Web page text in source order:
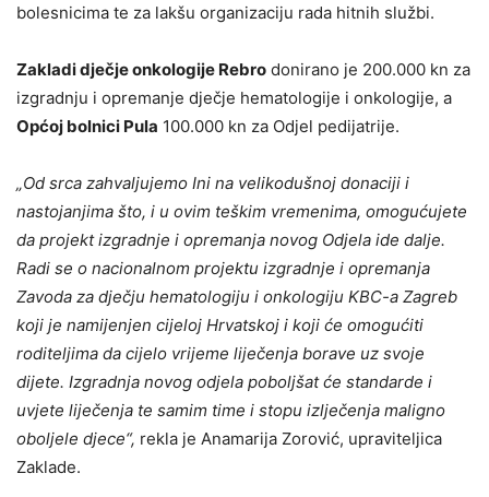
bolesnicima te za lakšu organizaciju rada hitnih službi.
Zakladi dječje onkologije Rebro donirano je 200.000 kn za
izgradnju i opremanje dječje hematologije i onkologije, a
Općoj bolnici Pula 100.000 kn za Odjel pedijatrije.
„Od srca zahvaljujemo Ini na velikodušnoj donaciji i
nastojanjima što, i u ovim teškim vremenima, omogućujete
da projekt izgradnje i opremanja novog Odjela ide dalje.
Radi se o nacionalnom projektu izgradnje i opremanja
Zavoda za dječju hematologiju i onkologiju KBC-a Zagreb
koji je namijenjen cijeloj Hrvatskoj i koji će omogućiti
roditeljima da cijelo vrijeme liječenja borave uz svoje
dijete. Izgradnja novog odjela poboljšat će standarde i
uvjete liječenja te samim time i stopu izlječenja maligno
oboljele djece“, rekla je Anamarija Zorović, upraviteljica
Zaklade.